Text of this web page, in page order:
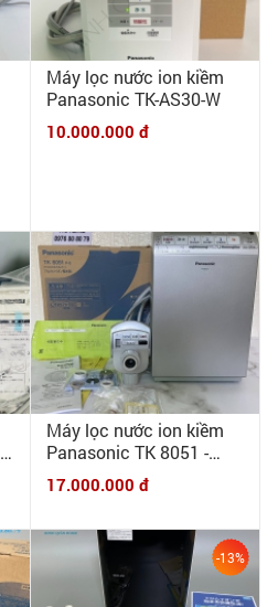
Máy lọc nước ion kiềm
Panasonic TK-AS30-W
10.000.000 đ
Máy lọc nước ion kiềm
Panasonic TK 8051 -
New 100%
17.000.000 đ
-13%